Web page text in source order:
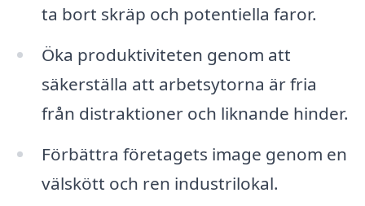
ta bort skräp och potentiella faror.
Öka produktiviteten genom att
säkerställa att arbetsytorna är fria
från distraktioner och liknande hinder.
Förbättra företagets image genom en
välskött och ren industrilokal.